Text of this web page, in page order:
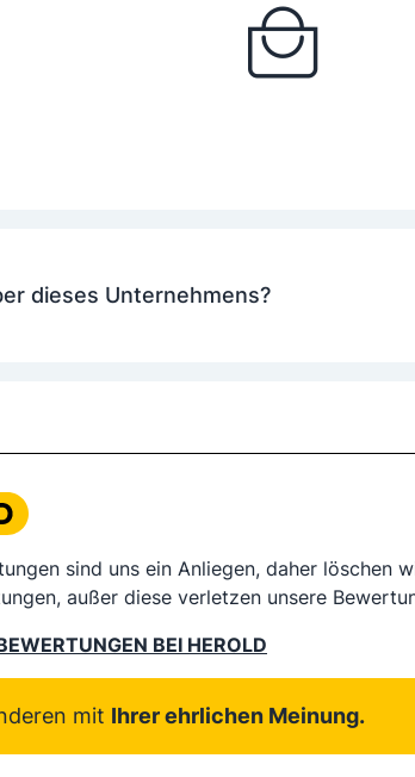
dieses Unternehmens?
sind uns ein Anliegen, daher löschen
außer diese verletzen unsere
BEI HEROLD
mit Ihrer ehrlichen Meinung.